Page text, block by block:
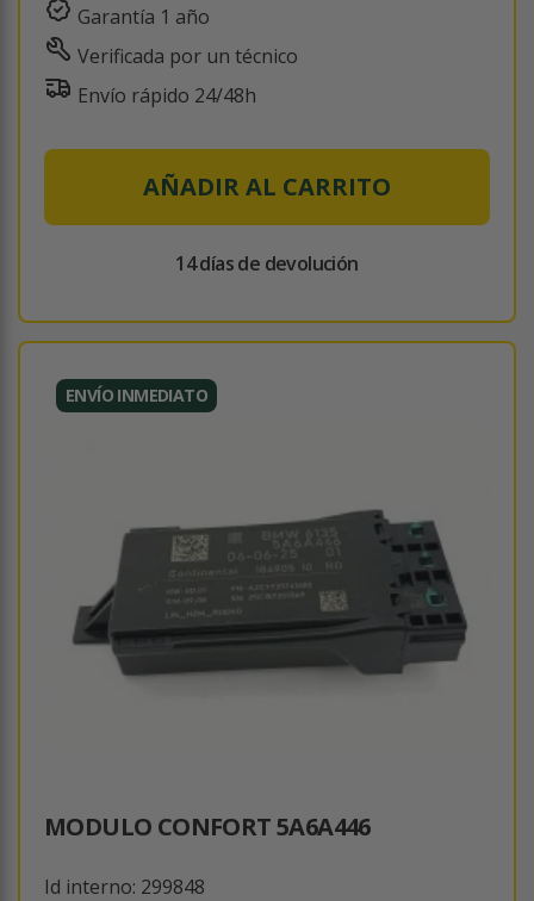
Garantía 1 año
Verificada por un técnico
Envío rápido 24/48h
AÑADIR AL CARRITO
14 días de devolución
ENVÍO INMEDIATO
MODULO CONFORT 5A6A446
Id interno: 299848